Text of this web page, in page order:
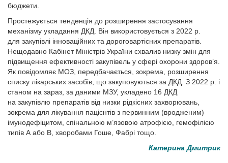
бюджети.
Простежується тенденція до розширення застосування
механізму укладання ДКД. Він використовується з 2022 р.
для закупівлі інноваційних та дороговартісних препаратів.
Нещодавно Кабінет Міністрів України схвалив низку змін для
підвищення ефективності закупівель у сфері охорони здоров’я.
Як повідомляє МОЗ, передбачається, зокрема, розширення
списку лікарських засобів, що закуповуються за ДКД. З 2022 р. і
станом на зараз, за даними МЗУ, укладено 16 ДКД
на закупівлю препаратів від низки рідкісних захворювань,
зокрема для лікування пацієнтів з первинним (вродженим)
імунодефіцитом, спінальною м’язовою атрофією, гемофілією
типів А або В, хворобами Гоше, Фабрі тощо.
Катерина Дмитрик